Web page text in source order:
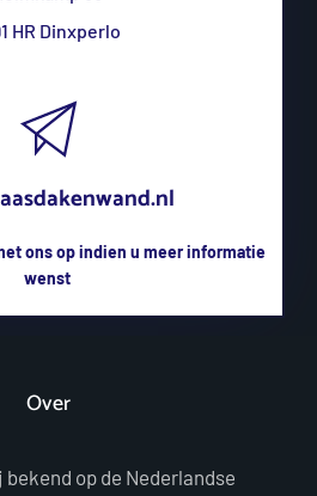
HR Dinxperlo
ons op indien u meer informatie
wenst
Over
op de Nederlandse